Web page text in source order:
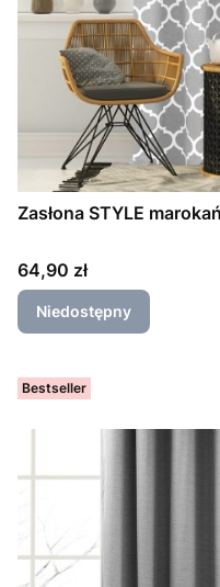
Zasłona STYLE
Cena
64,90 zł
Niedostępny
Bestseller